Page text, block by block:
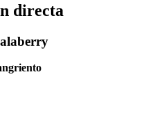
directa